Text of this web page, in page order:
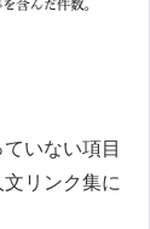
いない項目
リンク集に